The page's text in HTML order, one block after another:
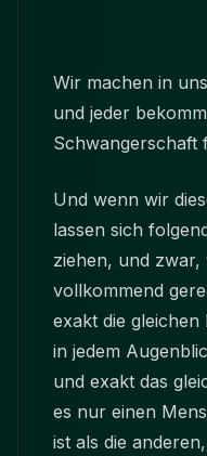
Wir machen in
und jeder
Schwangerschaft
Und wenn wir
lassen sich
ziehen, und
vollkommend
exakt die gleichen
in jedem
und exakt das
es nur einen
ist als die